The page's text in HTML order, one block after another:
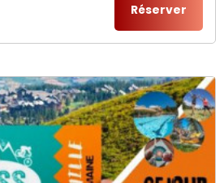
Réserver